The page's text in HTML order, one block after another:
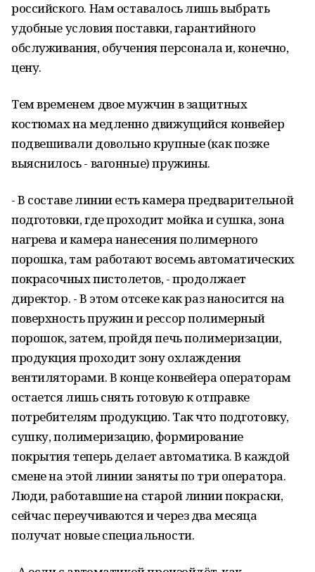
российского. Нам оставалось лишь выбрать
удобные условия поставки, гарантийного
обслуживания, обучения персонала и, конечно,
цену.
Тем временем двое мужчин в защитных
костюмах на медленно движущийся конвейер
подвешивали довольно крупные (как позже
выяснилось - вагонные) пружины.
- В составе линии есть камера предварительной
подготовки, где проходит мойка и сушка, зона
нагрева и камера нанесения полимерного
порошка, там работают восемь автоматических
покрасочных пистолетов, - продолжает
директор. - В этом отсеке как раз наносится на
поверхность пружин и рессор полимерный
порошок, затем, пройдя печь полимеризации,
продукция проходит зону охлаждения
вентиляторами. В конце конвейера операторам
остается лишь снять готовую к отправке
потребителям продукцию. Так что подготовку,
сушку, полимеризацию, формирование
покрытия теперь делает автоматика. В каждой
смене на этой линии заняты по три оператора.
Люди, работавшие на старой линии покраски,
сейчас переучиваются и через два месяца
получат новые специальности.